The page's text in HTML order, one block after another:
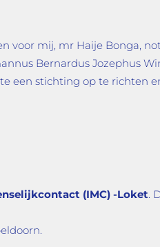
voor mij, mr Haije Bonga,
Bernardus Jozephus
een stichting op te richten
(IMC) -Loket.